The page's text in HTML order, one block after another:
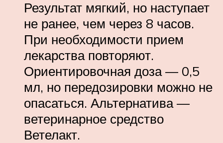
Результат мягкий, но наступает
не ранее, чем через 8 часов.
При необходимости прием
лекарства повторяют.
Ориентировочная доза — 0,5
мл, но передозировки можно не
опасаться. Альтернатива —
ветеринарное средство
Ветелакт.